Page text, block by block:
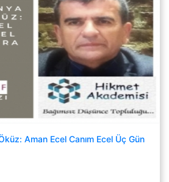
Aman Ecel Canım Ecel Üç Gün